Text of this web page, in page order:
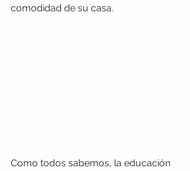
comodidad de su casa.
Como todos sabemos, la educación